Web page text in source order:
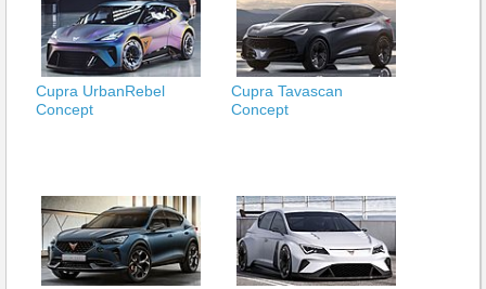
Cupra UrbanRebel
Concept
Cupra Tavascan
Concept